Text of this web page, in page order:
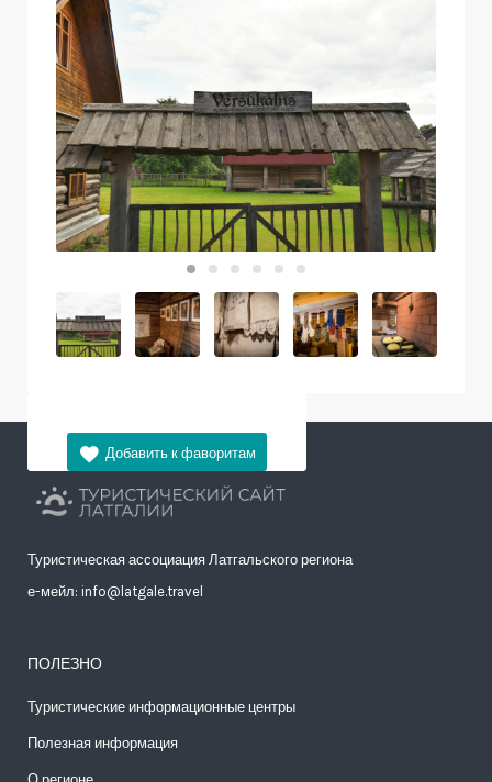
Туристическая ассоциация Латгальского региона
е-мейл: info@latgale.travel
ПОЛЕЗНО
Туристические информационные центры
Полезная информация